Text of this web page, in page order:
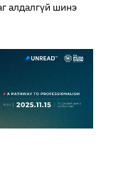
алдалгүй шинэ